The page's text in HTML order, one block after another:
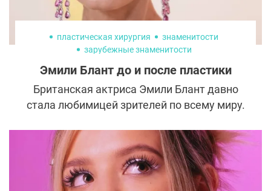
пластическая хирургия
знаменитости
зарубежные знаменитости
Эмили Блант до и после пластики
Британская актриса Эмили Блант давно
стала любимицей зрителей по всему миру.
светские хроники — везде она выглядит
потрясающе. Её лицо будто бы не знает
возраста. Но всё чаще в Сети всплывает
вопрос: действительно ли звезда «Тихого